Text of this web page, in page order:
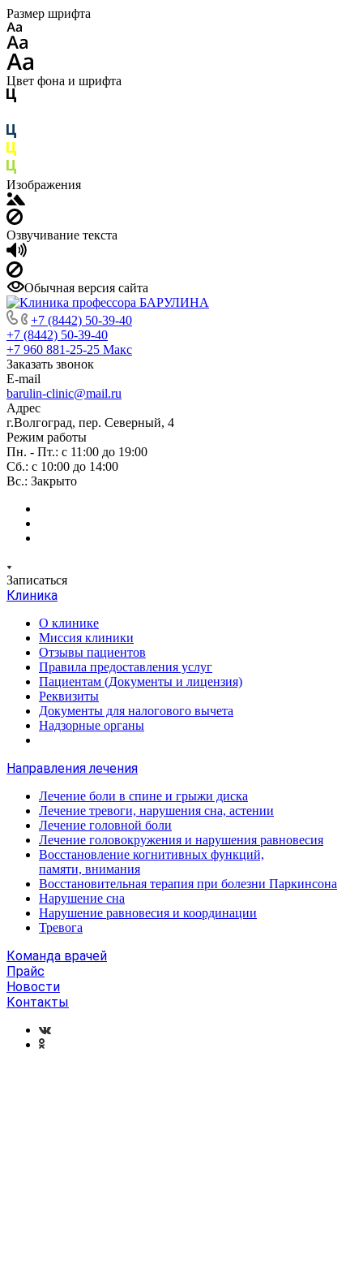
Размер шрифта
Цвет фона и шрифта
Изображения
Озвучивание текста
Обычная версия сайта
+7 (8442) 50-39-40
+7 (8442) 50-39-40
+7 960 881-25-25 Макс
Заказать звонок
E-mail
barulin-clinic@mail.ru
Адрес
г.Волгоград, пер. Северный, 4
Режим работы
Пн. - Пт.: с 11:00 до 19:00
Сб.: с 10:00 до 14:00
Вс.: Закрыто
Записаться
Клиника
О клинике
Миссия клиники
Отзывы пациентов
Правила предоставления услуг
Пациентам (Документы и лицензия)
Реквизиты
Документы для налогового вычета
Надзорные органы
Направления лечения
Лечение боли в спине и грыжи диска
Лечение тревоги, нарушения сна, астении
Лечение головной боли
Лечение головокружения и нарушения равновесия
Восстановление когнитивных функций,
памяти, внимания
Восстановительная терапия при болезни Паркинсона
Нарушение сна
Нарушение равновесия и координации
Тревога
Команда врачей
Прайс
Новости
Контакты